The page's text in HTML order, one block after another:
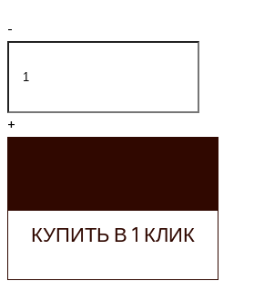
-
+
КУПИТЬ В 1 КЛИК